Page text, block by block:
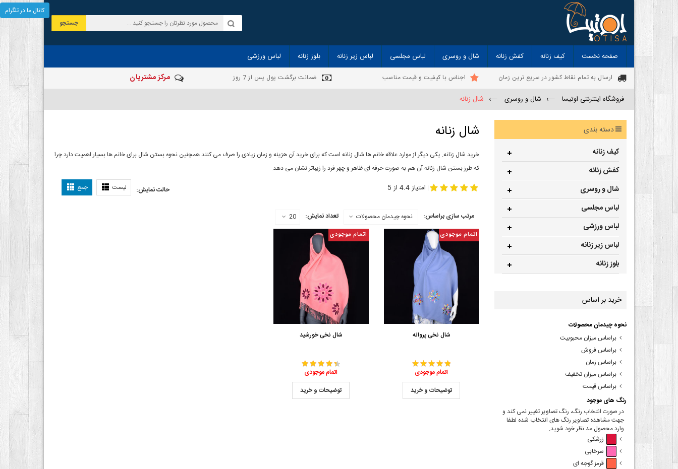
جستجو
صفحه نخست کیف زنانه کفش زنانه شال و روسری لباس مجلسی لباس زیر زنانه بلوز زنانه لباس ورزشی
ارسال به تمام نقاط کشور در سریع ترین زمان اجناس با کیفیت و قیمت مناسب ضمانت برگشت پول پس از 7 روز مرکز مشتریان
فروشگاه اینترنتی اوتیسا —› شال و روسری —› شال زنانه
شال زنانه
خرید شال زنانه. یکی دیگر از موارد علاقه خانم ها شال زنانه است که برای خرید آن هزینه و زمان زیادی را صرف می کنند همچنین نحوه بستن شال برای خانم ها بسیار اهمیت دارد چرا
که طرز بستن شال زنانه آن هم به صورت حرفه ای ظاهر و چهر فرد را زیباتر نشان می دهد.
حالت نمایش: لیست جمع | امتیاز 4.4 از 5
مرتب سازی براساس: نحوه چیدمان محصولات تعداد نمایش: 20
اتمام موجودی
شال نخی پروانه
اتمام موجودی
توضیحات و خرید
اتمام موجودی
شال نخی خورشید
اتمام موجودی
توضیحات و خرید
دسته بندی
کیف زنانه
کفش زنانه
شال و روسری
لباس مجلسی
لباس ورزشی
لباس زیر زنانه
بلوز زنانه
خرید بر اساس
نحوه چیدمان محصولات
براساس میزان محبوبیت
براساس فروش
براساس زمان
براساس میزان تخفیف
براساس قیمت
رنگ های موجود
در صورت انتخاب رنگ، رنگ تصاویر تغییر نمی کند و
جهت مشاهده تصاویر رنگ های انتخاب شده لطفا
وارد محصول مد نظر خود شوید.
زرشکی
سرخابی
قرمز گوجه ای
کانال ما در تلگرام